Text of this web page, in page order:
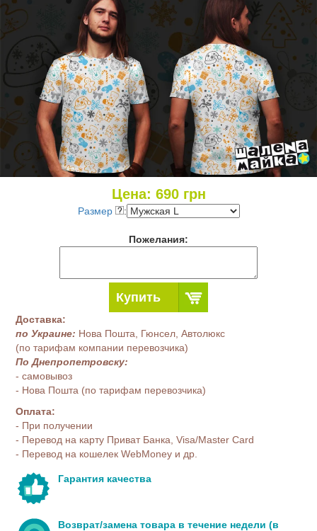
Цена: 690грн
Размер :
Пожелания:
Купить
Доставка:
по Украине: Нова Пошта, Гюнсел, Автолюкс
(по тарифам компании перевозчика)
По Днепропетровску:
- самовывоз
- Нова Пошта (по тарифам перевозчика)
Оплата:
- При получении
- Перевод на карту Приват Банка, Visa/Master Card
- Перевод на кошелек WebMoney и др.
Гарантия качества
Возврат/замена товара в течение недели (в